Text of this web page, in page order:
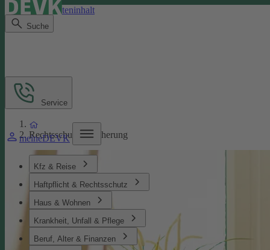
Direkt zum Seiteninhalt
Suche
meineDEVK
Kfz & Reise
Haftpflicht & Rechtsschutz
Haus & Wohnen
Krankheit, Unfall & Pflege
Beruf, Alter & Finanzen
Service
Rechtsschutzversicherung